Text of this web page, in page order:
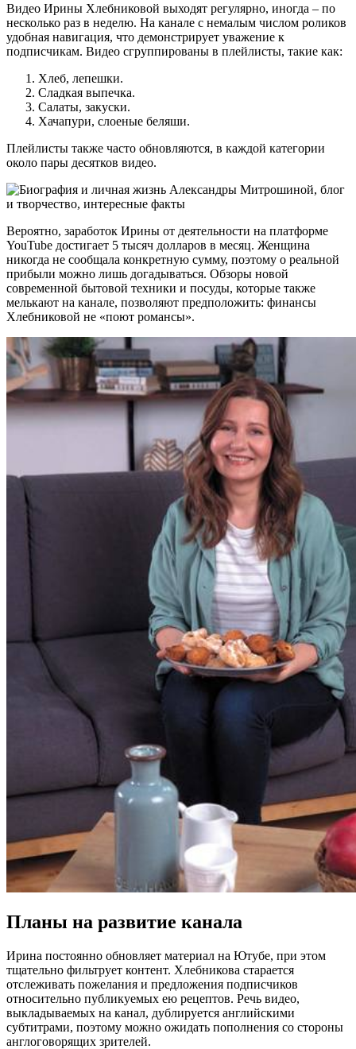
Видео Ирины Хлебниковой выходят регулярно, иногда – по
несколько раз в неделю. На канале с немалым числом роликов
удобная навигация, что демонстрирует уважение к
подписчикам. Видео сгруппированы в плейлисты, такие как:
Хлеб, лепешки.
Сладкая выпечка.
Салаты, закуски.
Хачапури, слоеные беляши.
Плейлисты также часто обновляются, в каждой категории
около пары десятков видео.
Вероятно, заработок Ирины от деятельности на платформе
YouTube достигает 5 тысяч долларов в месяц. Женщина
никогда не сообщала конкретную сумму, поэтому о реальной
прибыли можно лишь догадываться. Обзоры новой
современной бытовой техники и посуды, которые также
мелькают на канале, позволяют предположить: финансы
Хлебниковой не «поют романсы».
Планы на развитие канала
Ирина постоянно обновляет материал на Ютубе, при этом
тщательно фильтрует контент. Хлебникова старается
отслеживать пожелания и предложения подписчиков
относительно публикуемых ею рецептов. Речь видео,
выкладываемых на канал, дублируется английскими
субтитрами, поэтому можно ожидать пополнения со стороны
англоговорящих зрителей.